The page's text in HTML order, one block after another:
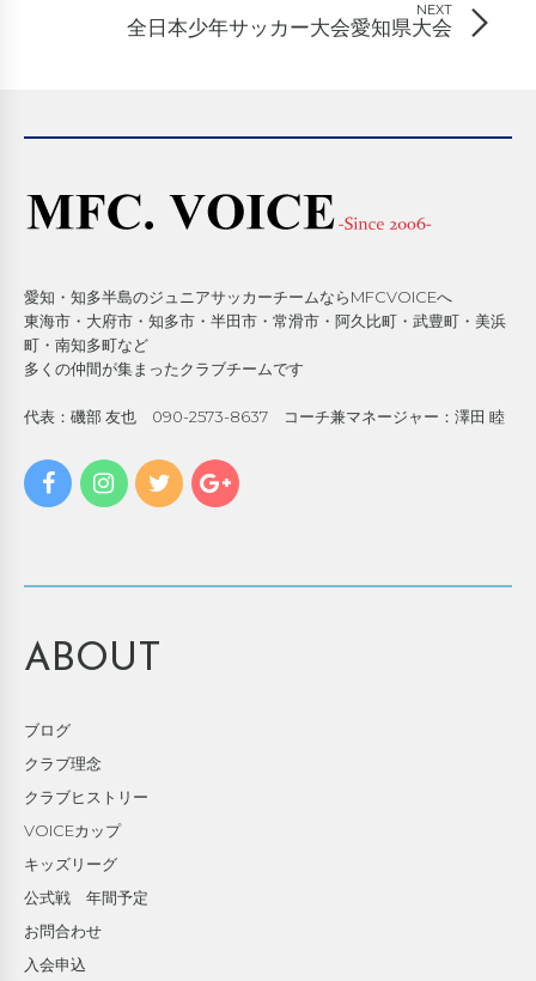
NEXT
全日本少年サッカー大会愛知県大会
愛知・知多半島のジュニアサッカーチームならMFCVOICEへ
東海市・大府市・知多市・半田市・常滑市・阿久比町・武豊町・美浜
町・南知多町など
多くの仲間が集まったクラブチームです
代表：磯部 友也 090-2573-8637 コーチ兼マネージャー：澤田 睦
ABOUT
ブログ
クラブ理念
クラブヒストリー
VOICEカップ
キッズリーグ
公式戦 年間予定
お問合わせ
入会申込